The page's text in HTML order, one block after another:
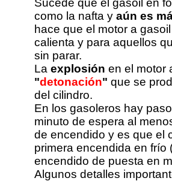
Sucede que el gasoil en
como la nafta y aún es
hace que el motor a
calienta y para aquellos
sin parar.
La explosión en el motor
"detonación" que se
del cilindro.
En los gasoleros hay
minuto de espera al
de encendido y es que el
primera encendida en frío
encendido de puesta en
Algunos detalles